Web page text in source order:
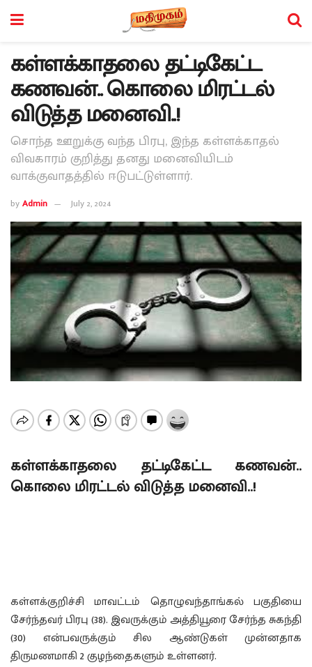
கள்ளக்காதலை தட்டிகேட்ட
கணவன்.. கொலை மிரட்டல்
விடுத்த மனைவி..!
சொந்த ஊறுக்கு வந்த பிரபு, இந்த கள்ளக்காதல்
விவகாரம் குறித்து தனது மனைவியிடம்
வாக்குவாதத்தில் ஈடுபட்டுள்ளார்.
byAdmin July 2, 2024
கள்ளக்காதலை தட்டிகேட்ட கணவன்..
கொலை மிரட்டல் விடுத்த மனைவி..!
கள்ளக்குறிச்சி மாவட்டம் தொழுவந்தாங்கல் பகுதியை
சேர்ந்தவர் பிரபு (38). இவருக்கும் அத்தியூரை சேர்ந்த சுகந்தி
(30) என்பவருக்கும் சில ஆண்டுகள் முன்னதாக
திருமணமாகி 2 குழந்தைகளும் உள்ளனர்.